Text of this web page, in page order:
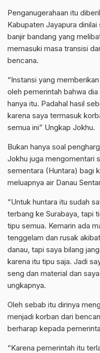
Penganugerahaan itu
Kabupaten Jayapura
banjir bandang yang
memasuki masa transisi
bencana.
“Instansi yang
oleh pemerintah bahwa
hanya itu. Padahal hasil
karena saya termasuk
semua ini” Ungkap Jokhu.
Bukan hanya soal
Jokhu juga mengomentari
sementara (Huntara) bagi
meluapnya air Danau
“Untuk huntara itu sudah
terbang ke Surabaya, tapi
tipu semua. Kemarin ada
tenggelam dan rusak
danau, tapi saya bilang
karena itu tipu saja. Jadi
seng dan material dan
ungkapnya.
Oleh sebab itu dirinya
menjadi korban dari
berharap kepada
“Karena pemerintah itu